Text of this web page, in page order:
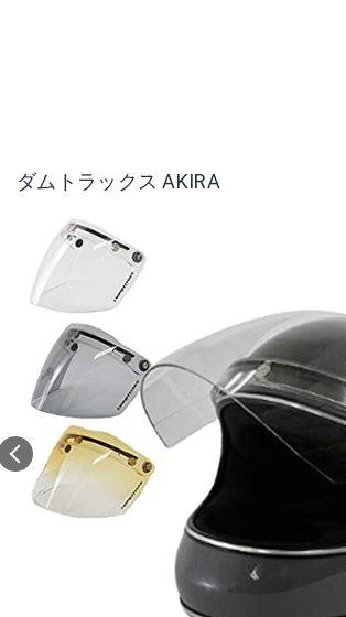
ダムトラックス AKIRA